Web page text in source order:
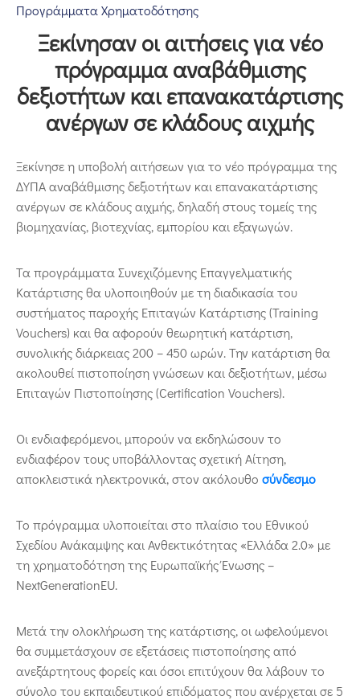
Χρηματοδότησης
Επικοινωνία
Προγράμματα Χρηματοδότησης
Ξεκίνησαν οι αιτήσεις για νέο
πρόγραμμα αναβάθμισης
δεξιοτήτων και επανακατάρτισης
ανέργων σε κλάδους αιχμής
Ξεκίνησε η υποβολή αιτήσεων για το νέο πρόγραμμα της
ΔΥΠΑ αναβάθμισης δεξιοτήτων και επανακατάρτισης
ανέργων σε κλάδους αιχμής, δηλαδή στους τομείς της
βιομηχανίας, βιοτεχνίας, εμπορίου και εξαγωγών.
Τα προγράμματα Συνεχιζόμενης Επαγγελματικής
Κατάρτισης θα υλοποιηθούν με τη διαδικασία του
συστήματος παροχής Επιταγών Κατάρτισης (Training
Vouchers) και θα αφορούν θεωρητική κατάρτιση,
συνολικής διάρκειας 200 – 450 ωρών. Την κατάρτιση θα
ακολουθεί πιστοποίηση γνώσεων και δεξιοτήτων, μέσω
Επιταγών Πιστοποίησης (Certification Vouchers).
Οι ενδιαφερόμενοι, μπορούν να εκδηλώσουν το
ενδιαφέρον τους υποβάλλοντας σχετική Αίτηση,
αποκλειστικά ηλεκτρονικά, στον ακόλουθο σύνδεσμο
Το πρόγραμμα υλοποιείται στο πλαίσιο του Εθνικού
Σχεδίου Ανάκαμψης και Ανθεκτικότητας «Ελλάδα 2.0» με
τη χρηματοδότηση της Ευρωπαϊκής Ένωσης –
NextGenerationEU.
Μετά την ολοκλήρωση της κατάρτισης, οι ωφελούμενοι
θα συμμετάσχουν σε εξετάσεις πιστοποίησης από
ανεξάρτητους φορείς και όσοι επιτύχουν θα λάβουν το
σύνολο του εκπαιδευτικού επιδόματος που ανέρχεται σε 5